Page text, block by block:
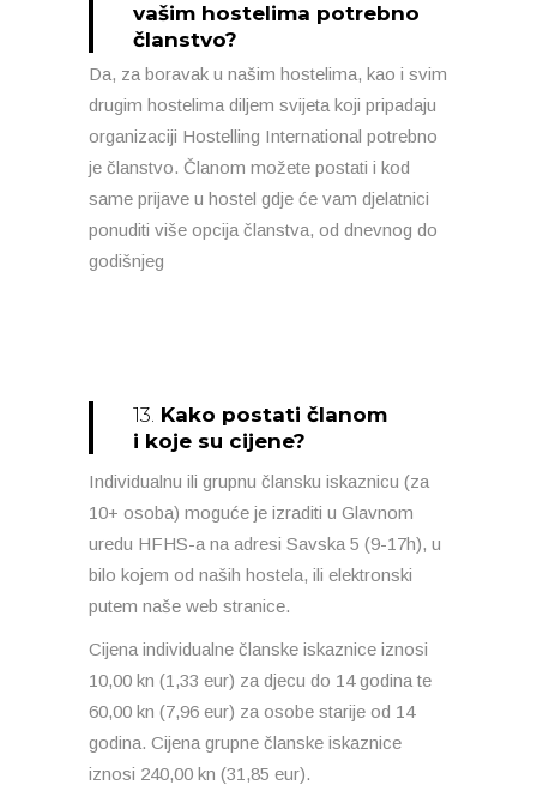
vašim hostelima potrebno
članstvo?
Da, za boravak u našim hostelima, kao i svim
drugim hostelima diljem svijeta koji pripadaju
organizaciji Hostelling International potrebno
je članstvo. Članom možete postati i kod
same prijave u hostel gdje će vam djelatnici
ponuditi više opcija članstva, od dnevnog do
godišnjeg
13. Kako postati članom
i koje su cijene?
Individualnu ili grupnu člansku iskaznicu (za
10+ osoba) moguće je izraditi u Glavnom
uredu HFHS-a na adresi Savska 5 (9-17h), u
bilo kojem od naših hostela, ili elektronski
putem naše web stranice.
Cijena individualne članske iskaznice iznosi
10,00 kn (1,33 eur) za djecu do 14 godina te
60,00 kn (7,96 eur) za osobe starije od 14
godina. Cijena grupne članske iskaznice
iznosi 240,00 kn (31,85 eur).